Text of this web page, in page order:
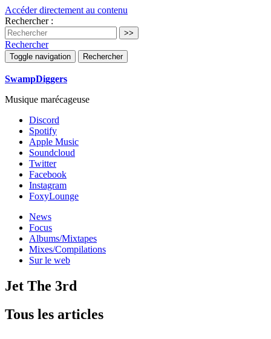
Accéder directement au contenu
Rechercher :
Rechercher
Toggle navigation Rechercher
SwampDiggers
Musique marécageuse
Discord
Spotify
Apple Music
Soundcloud
Twitter
Facebook
Instagram
FoxyLounge
News
Focus
Albums/Mixtapes
Mixes/Compilations
Sur le web
Jet The 3rd
Tous les articles